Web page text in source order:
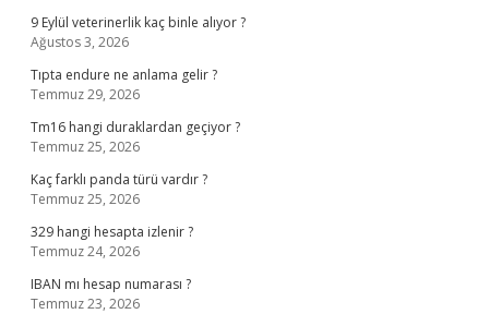
9 Eylül veterinerlik kaç binle alıyor ?
Ağustos 3, 2026
Tıpta endure ne anlama gelir ?
Temmuz 29, 2026
Tm16 hangi duraklardan geçiyor ?
Temmuz 25, 2026
Kaç farklı panda türü vardır ?
Temmuz 25, 2026
329 hangi hesapta izlenir ?
Temmuz 24, 2026
IBAN mı hesap numarası ?
Temmuz 23, 2026